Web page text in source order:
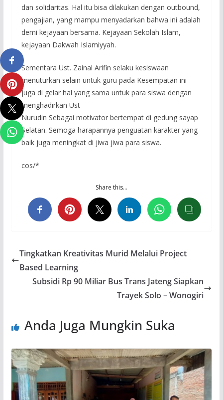
dan solidaritas. Hal itu bisa dilakukan dengan outbound,
pengajian, yang mampu menyadarkan bahwa ini adalah
demi kejayaan bersama. Kejayaan Sekolah Islam,
kejayaan Dakwah Islamiyyah.
Sementara Ust. Zainal Arifin selaku kesiswaan
menuturkan selain untuk guru pada Kesempatan ini
juga di gelar hal yang sama untuk para siswa dengan
menghadirkan Ust
Nurudin Sebagai motivator bertempat di gedung sayap
Selatan. Semoga harapannya penguatan karakter yang
baik juga meningkat di jiwa jiwa para siswa.
cos/*
Share this…
Tingkatkan Kreativitas Murid Melalui Project
Based Learning
Subsidi Rp 90 Miliar Bus Trans Jateng Siapkan
Trayek Solo – Wonogiri
Anda Juga Mungkin Suka